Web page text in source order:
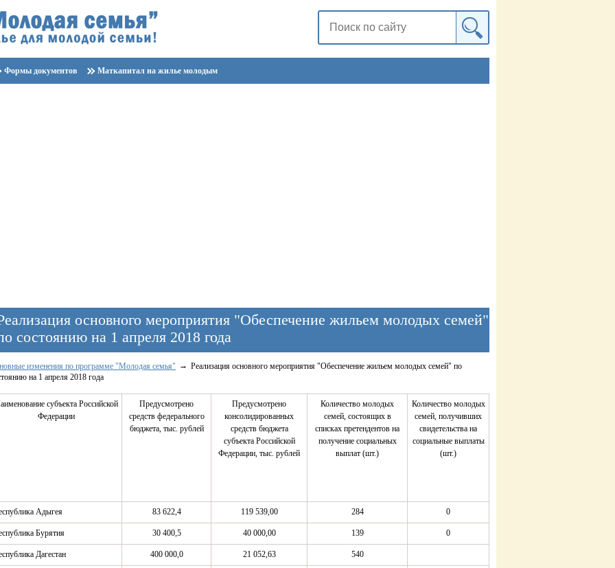
Формы документов Маткапитал на жилье молодым
основного мероприятия "Обеспечение жильем молодых семей"
состоянию на 1 апреля 2018 года
изменения по программе "Молодая семья"
Реализация основного мероприятия "Обеспечение жильем молодых семей" по
на 1 апреля 2018 года
субъекта Российской
Федерации
Предусмотрено
средств федерального
бюджета, тыс. рублей
Предусмотрено
консолидированных
средств бюджета
субъекта Российской
Федерации, тыс. рублей
Количество молодых
семей, состоящих в
списках претендентов на
получение социальных
выплат (шт.)
Количество молодых
семей, получивших
свидетельства на
социальные выплаты
(шт.)
Адыгея 83 622,4 119 539,00 284 0
Бурятия 30 400,5 40 000,00 139 0
Дагестан 400 000,0 21 052,63 540